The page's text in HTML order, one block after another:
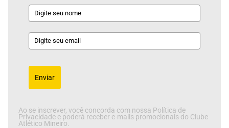
Enviar
Ao se inscrever, você concorda com nossa Política de
Privacidade e poderá receber e-mails promocionais do Clube
Atlético Mineiro.